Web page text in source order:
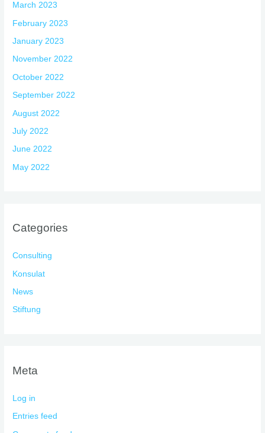
March 2023
February 2023
January 2023
November 2022
October 2022
September 2022
August 2022
July 2022
June 2022
May 2022
Categories
Consulting
Konsulat
News
Stiftung
Meta
Log in
Entries feed